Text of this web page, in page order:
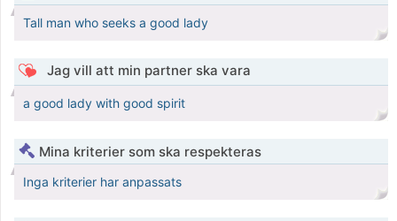
Tall man who seeks a good lady
Jag vill att min partner ska vara
a good lady with good spirit
Mina kriterier som ska respekteras
Inga kriterier har anpassats